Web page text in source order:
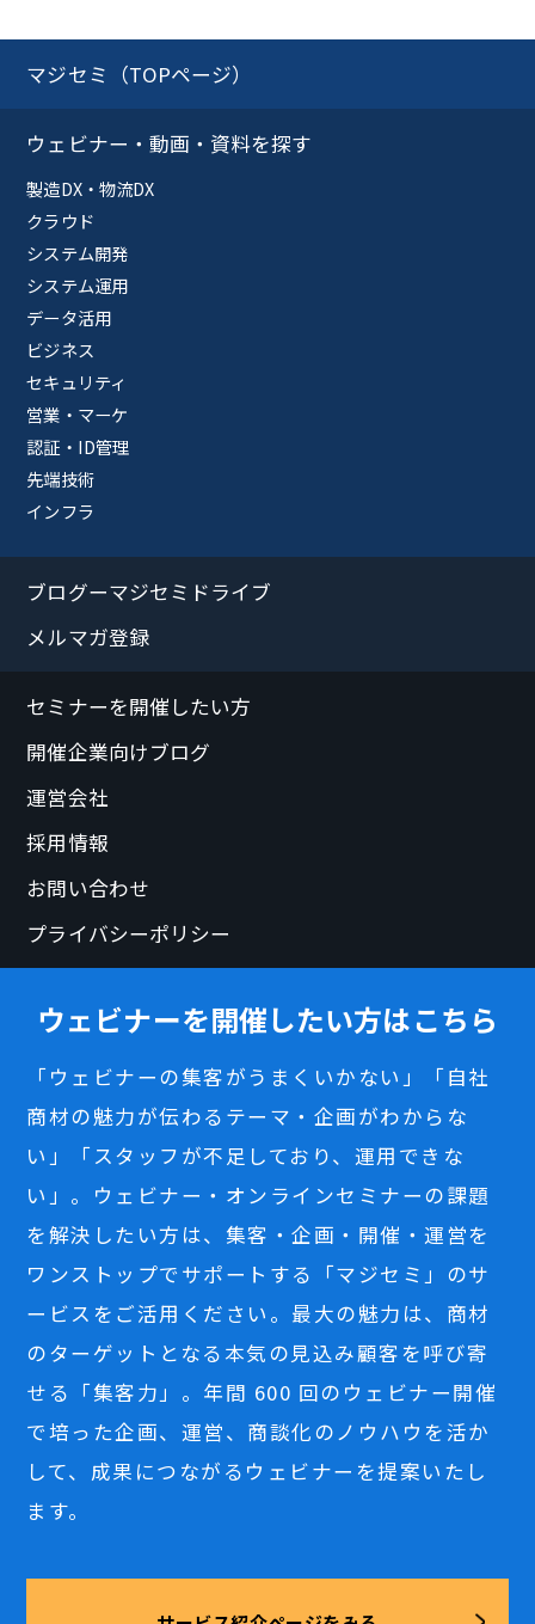
マジセミ（TOPページ）
ウェビナー・動画・資料を探す
製造DX・物流DX
クラウド
システム開発
システム運用
データ活用
ビジネス
セキュリティ
営業・マーケ
認証・ID管理
先端技術
インフラ
ブログーマジセミドライブ
メルマガ登録
セミナーを開催したい方
開催企業向けブログ
運営会社
採用情報
お問い合わせ
プライバシーポリシー
ウェビナーを開催したい方はこちら
「ウェビナーの集客がうまくいかない」「自社
商材の魅力が伝わるテーマ・企画がわからな
い」「スタッフが不足しており、運用できな
い」。ウェビナー・オンラインセミナーの課題
を解決したい方は、集客・企画・開催・運営を
ワンストップでサポートする「マジセミ」のサ
ービスをご活用ください。最大の魅力は、商材
のターゲットとなる本気の見込み顧客を呼び寄
せる「集客力」。年間 600 回のウェビナー開催
で培った企画、運営、商談化のノウハウを活か
して、成果につながるウェビナーを提案いたし
ます。